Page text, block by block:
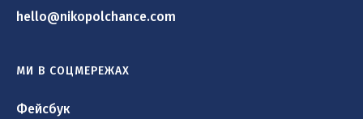
hello@nikopolchance.com
МИ В СОЦМЕРЕЖАХ
Фейсбук